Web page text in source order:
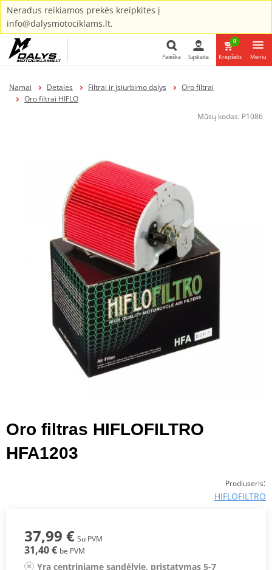
Neradus reikiamos prekės kreipkites į
info@dalysmotociklams.lt.
Paieška Sąskaita
0
Krepšelis Meniu
Namai Detalės Filtrai ir įsiurbimo dalys
Oro filtrai
Oro filtrai HIFLO
Mūsų kodas: P1086
Oro filtras HIFLOFILTRO
HFA1203
Prodiuseris:
HIFLOFILTRO
37,99 € Su PVM
31,40 € be PVM
Yra centriniame sandėlyje, pristatymas 5-7